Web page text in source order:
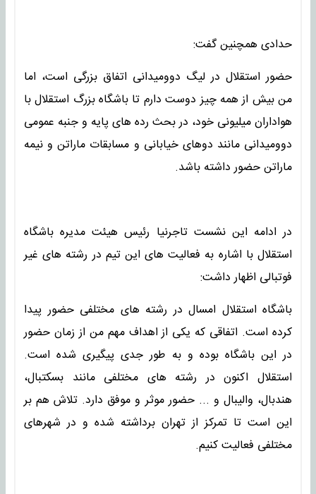
حدادی همچنین گفت:
حضور استقلال در لیگ دوومیدانی اتفاق بزرگی است، اما
من بیش از همه چیز دوست دارم تا باشگاه بزرگ استقلال با
هواداران میلیونی خود، در بحث رده های پایه و جنبه عمومی
دوومیدانی مانند دوهای خیابانی و مسابقات ماراتن و نیمه
ماراتن حضور داشته باشد.
در ادامه این نشست تاجرنیا رئیس هیئت مدیره باشگاه
استقلال با اشاره به فعالیت های این تیم در رشته های غیر
فوتبالی اظهار داشت:
باشگاه استقلال امسال در رشته های مختلفی حضور پیدا
کرده است. اتفاقی که یکی از اهداف مهم من از زمان حضور
در این باشگاه بوده و به طور جدی پیگیری شده است.
استقلال اکنون در رشته های مختلفی مانند بسکتبال،
هندبال، والیبال و ... حضور موثر و موفق دارد. تلاش هم بر
این است تا تمرکز از تهران برداشته شده و در شهرهای
مختلفی فعالیت کنیم.